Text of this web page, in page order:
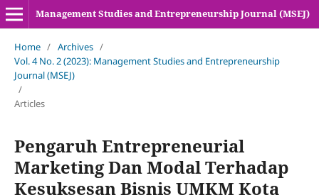
Management Studies and Entrepreneurship Journal (MSEJ)
Home / Archives /
Vol. 4 No. 2 (2023): Management Studies and Entrepreneurship
Journal (MSEJ)
/
Articles
Pengaruh Entrepreneurial
Marketing Dan Modal Terhadap
Kesuksesan Bisnis UMKM Kota